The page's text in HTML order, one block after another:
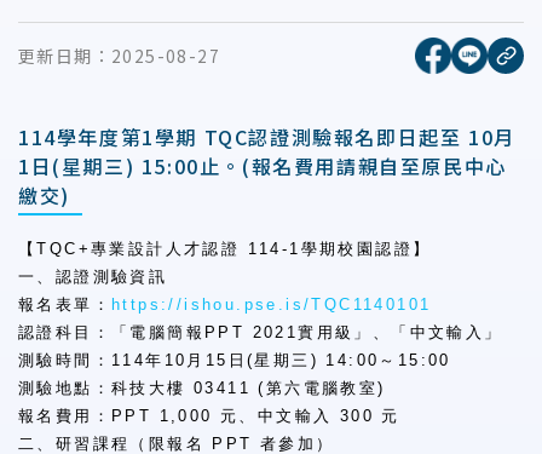
更新日期： 2025-08-27 [另開新
[另開
複
114學年度第1學期 TQC認證測驗報名即日起至 10月
1日(星期三) 15:00止。(報名費用請親自至原民中心
繳交)
【TQC+專業設計人才認證 114-1學期校園認證】
一、認證測驗資訊
報名表單： https://ishou.pse.is/TQC1140101
認證科目：「電腦簡報PPT 2021實用級」、「中文輸入」
測驗時間：114年10月15日(星期三) 14:00～15:00
測驗地點：科技大樓 03411 (第六電腦教室)
報名費用：PPT 1,000 元、中文輸入 300 元
二、研習課程（限報名 PPT 者參加）